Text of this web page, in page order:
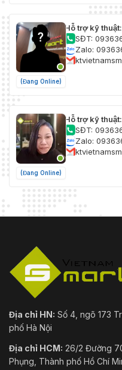
(Đang Online)
Hỗ trợ kỹ thuật:
SĐT:
Zalo:
(Đang Online)
Hỗ trợ kỹ thuật:
SĐT:
Zalo:
Địa chỉ HN: Số 4, ngõ 173
phố Hà Nội
Địa chỉ HCM: 26/2 Đường
Phụng, Thành phố Hồ Chí